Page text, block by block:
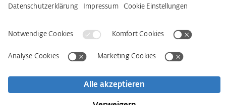
Newsletter